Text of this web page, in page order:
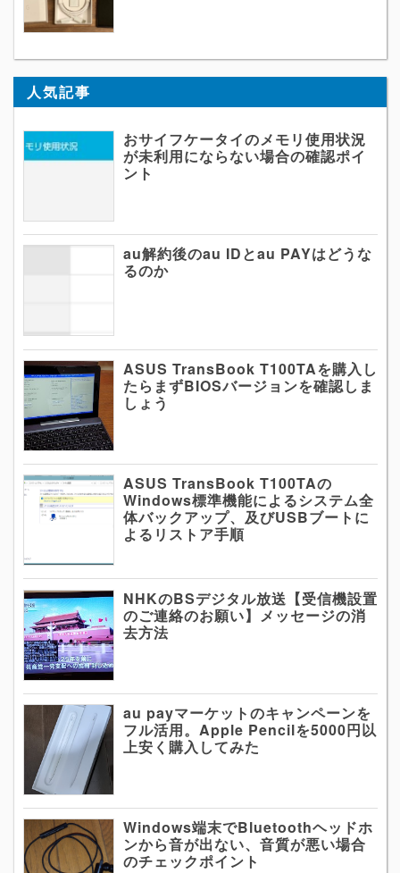
人気記事
おサイフケータイのメモリ使用状況
が未利用にならない場合の確認ポイ
ント
au解約後のau IDとau PAYはどうな
るのか
ASUS TransBook T100TAを購入し
たらまずBIOSバージョンを確認しま
しょう
ASUS TransBook T100TAの
Windows標準機能によるシステム全
体バックアップ、及びUSBブートに
よるリストア手順
NHKのBSデジタル放送【受信機設置
のご連絡のお願い】メッセージの消
去方法
au payマーケットのキャンペーンを
フル活用。Apple Pencilを5000円以
上安く購入してみた
Windows端末でBluetoothヘッドホ
ンから音が出ない、音質が悪い場合
のチェックポイント